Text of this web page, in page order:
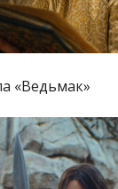
«Ведьмак»